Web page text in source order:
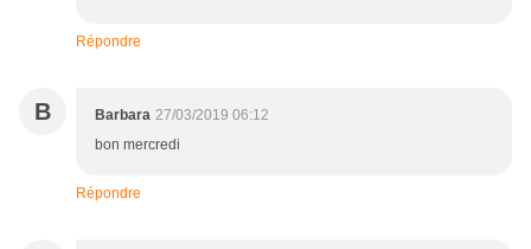
Répondre
B Barbara 27/03/2019 06:12
bon mercredi
Répondre